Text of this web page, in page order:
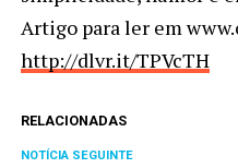
Artigo para ler em
http://dlvr.it/TPVcTH
RELACIONADAS
NOTÍCIA SEGUINTE